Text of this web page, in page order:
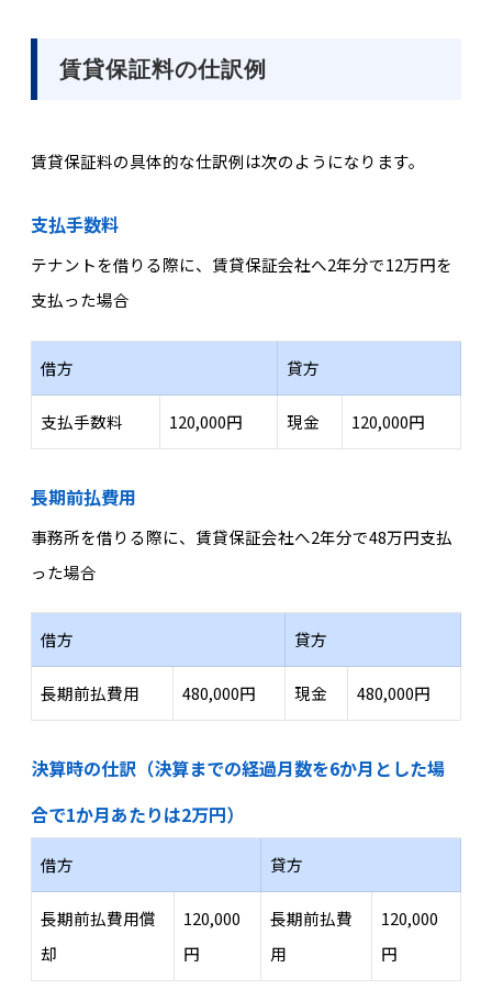
賃貸保証料の仕訳例
賃貸保証料の具体的な仕訳例は次のようになります。
支払手数料
テナントを借りる際に、賃貸保証会社へ2年分で12万円を
支払った場合
借方 貸方
支払手数料 120,000円 現金 120,000円
長期前払費用
事務所を借りる際に、賃貸保証会社へ2年分で48万円支払
った場合
借方 貸方
長期前払費用 480,000円 現金 480,000円
決算時の仕訳（決算までの経過月数を6か月とした場
合で1か月あたりは2万円）
借方 貸方
長期前払費用償
却
120,000
円
長期前払費
用
120,000
円